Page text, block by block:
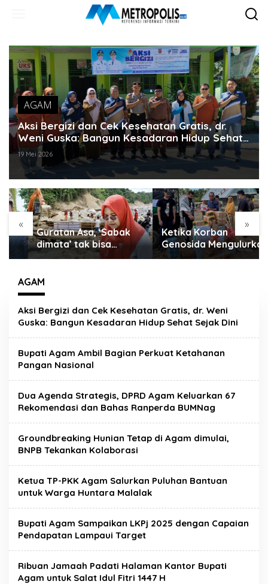
AGAM
Aksi Bergizi dan Cek Kesehatan Gratis, dr.
Weni Guska: Bangun Kesadaran Hidup Sehat
Sejak Dini
19 Mei 2026
« »
Guratan Asa, ‘Sabak
dimata’ tak bisa
disembunyikan..
Ketika Korban
Genosida Mengulurkan
Tangan untuk Aceh
AGAM
Aksi Bergizi dan Cek Kesehatan Gratis, dr. Weni
Guska: Bangun Kesadaran Hidup Sehat Sejak Dini
Bupati Agam Ambil Bagian Perkuat Ketahanan
Pangan Nasional
Dua Agenda Strategis, DPRD Agam Keluarkan 67
Rekomendasi dan Bahas Ranperda BUMNag
Groundbreaking Hunian Tetap di Agam dimulai,
BNPB Tekankan Kolaborasi
Ketua TP-PKK Agam Salurkan Puluhan Bantuan
untuk Warga Huntara Malalak
Bupati Agam Sampaikan LKPj 2025 dengan Capaian
Pendapatan Lampaui Target
Ribuan Jamaah Padati Halaman Kantor Bupati
Agam untuk Salat Idul Fitri 1447 H